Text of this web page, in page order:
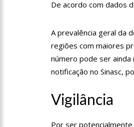
De acordo com dados
A prevalência geral da
regiões com maiores
número pode ser
notificação no Sinasc,
Vigilância
Por ser